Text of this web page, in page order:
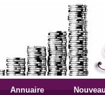
Annuaire